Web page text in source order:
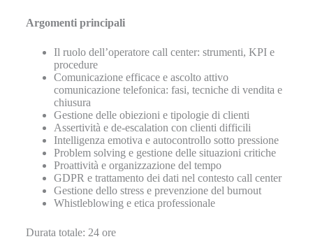
Argomenti principali
Il ruolo dell’operatore call center: strumenti, KPI e
procedure
Comunicazione efficace e ascolto attivo
comunicazione telefonica: fasi, tecniche di vendita e
chiusura
Gestione delle obiezioni e tipologie di clienti
Assertività e de-escalation con clienti difficili
Intelligenza emotiva e autocontrollo sotto pressione
Problem solving e gestione delle situazioni critiche
Proattività e organizzazione del tempo
GDPR e trattamento dei dati nel contesto call center
Gestione dello stress e prevenzione del burnout
Whistleblowing e etica professionale
Durata totale: 24 ore